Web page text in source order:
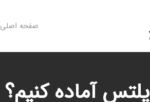
صفحه اصلی
آماده کنیم؟